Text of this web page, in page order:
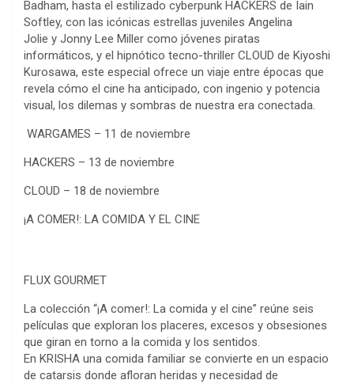
Badham, hasta el estilizado cyberpunk HACKERS de Iain
Softley, con las icónicas estrellas juveniles Angelina
Jolie y Jonny Lee Miller como jóvenes piratas
informáticos, y el hipnótico tecno-thriller CLOUD de Kiyoshi
Kurosawa, este especial ofrece un viaje entre épocas que
revela cómo el cine ha anticipado, con ingenio y potencia
visual, los dilemas y sombras de nuestra era conectada.
WARGAMES – 11 de noviembre
HACKERS – 13 de noviembre
CLOUD – 18 de noviembre
¡A COMER!: LA COMIDA Y EL CINE
FLUX GOURMET
La colección “¡A comer!: La comida y el cine” reúne seis
películas que exploran los placeres, excesos y obsesiones
que giran en torno a la comida y los sentidos.
En KRISHA una comida familiar se convierte en un espacio
de catarsis donde afloran heridas y necesidad de